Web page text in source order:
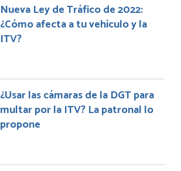
Nueva Ley de Tráfico de 2022:
¿Cómo afecta a tu vehículo y la
ITV?
¿Usar las cámaras de la DGT para
multar por la ITV? La patronal lo
propone